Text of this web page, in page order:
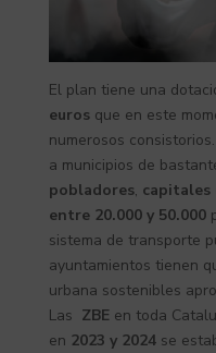
El plan tiene una
eurosque en este
numerosos
a municipios de
pobladores, capitales
entre 20.000 y 50.000
sistema de transporte
ayuntamientos tienen
urbana sostenibles
Las ZBEen toda
en 2023 y 2024se